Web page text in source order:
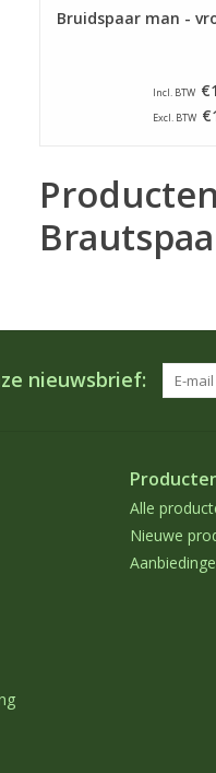
Bruidspaar man -
Incl. BTW
Excl. BTW
nieuwsbrief:
Alle
Nieuwe